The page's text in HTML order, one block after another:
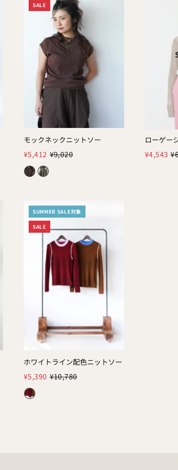
SALE
Color:
モックネックニットソー
¥5,412 ¥9,020
ローゲー
¥4,543
SUMMER SALE対象
SALE
Color:
ホワイトライン配色ニットソー
¥5,390 ¥10,780